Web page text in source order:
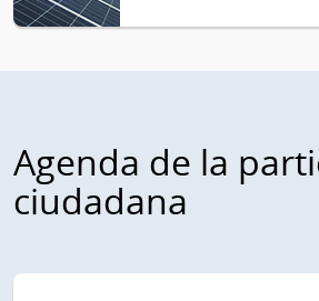
Agenda de la
ciudadana